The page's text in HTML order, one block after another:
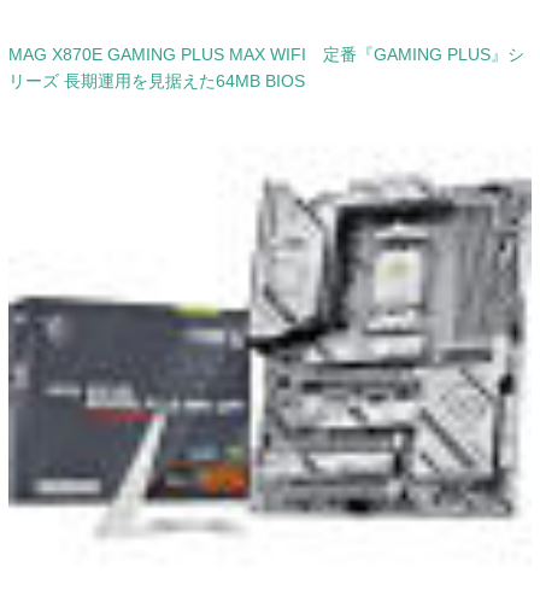
MAG X870E GAMING PLUS MAX WIFI 定番『GAMING PLUS』シ
リーズ 長期運用を見据えた64MB BIOS